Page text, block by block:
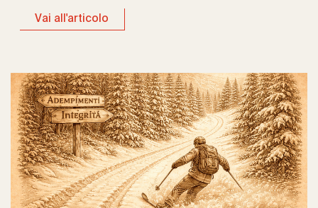
Vai all'articolo